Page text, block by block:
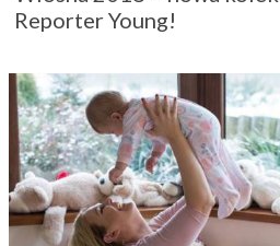
Reporter Young!